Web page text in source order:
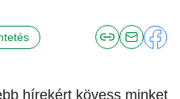
hírekért kövess minket